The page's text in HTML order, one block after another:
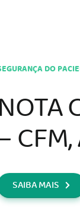
DO
NOTA
SAIBA MAIS